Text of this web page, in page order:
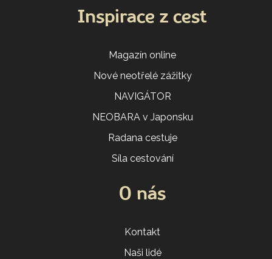
Inspirace z cest
Magazín online
Nové neotřelé zážitky
NAVIGÁTOR
NEOBARA v Japonsku
Radana cestuje
Síla cestování
O nás
Kontakt
Naši lidé